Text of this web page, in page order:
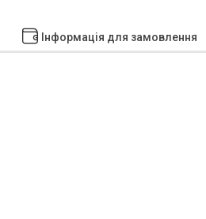
Інформація для замовлення